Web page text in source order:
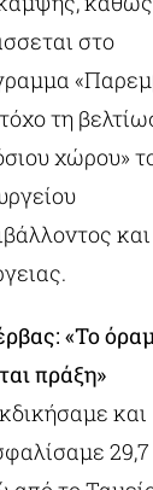
στο
τη
χώρου»
και
«Το
πράξη»
και